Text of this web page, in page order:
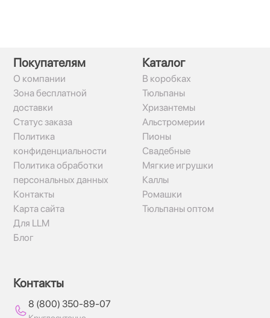
Покупателям
О компании
Зона бесплатной
доставки
Статус заказа
Политика
конфиденциальности
Политика обработки
персональных данных
Контакты
Карта сайта
Для LLM
Блог
Каталог
В коробках
Тюльпаны
Хризантемы
Альстромерии
Пионы
Свадебные
Мягкие игрушки
Каллы
Ромашки
Тюльпаны оптом
Контакты
8 (800) 350-89-07